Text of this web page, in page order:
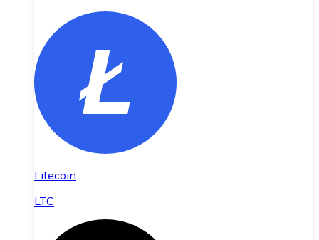
Litecoin
LTC